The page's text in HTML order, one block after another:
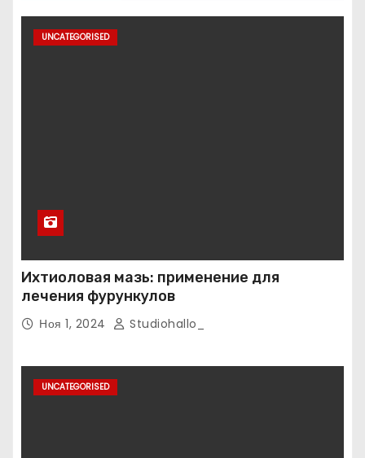
UNCATEGORISED
Ихтиоловая мазь: применение для
лечения фурункулов
Ноя 1, 2024 Studiohallo_
UNCATEGORISED